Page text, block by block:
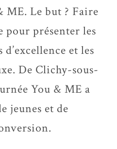
ME. Le but ? Faire
pour présenter les
et les
De Clichy-sous-
You & ME a
jeunes et de